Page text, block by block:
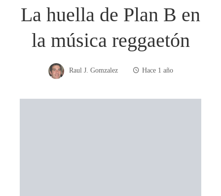
La huella de Plan B en
la música reggaetón
Raul J. Gomzalez Hace 1 año